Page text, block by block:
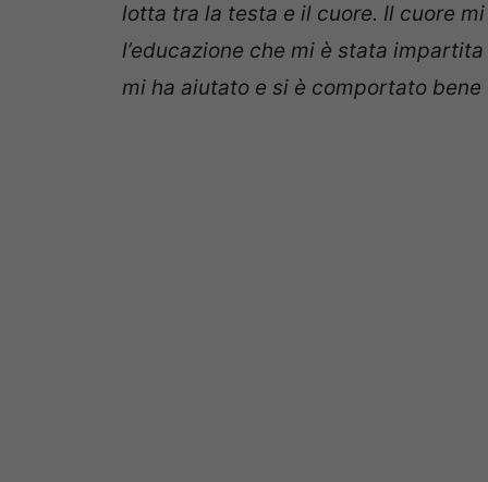
lotta tra la testa e il cuore. Il cuore
l’educazione che mi è stata
mi ha aiutato e si è comportato bene